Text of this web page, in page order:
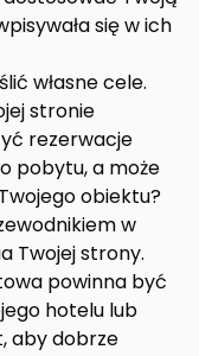
się w ich
własne cele.
stronie
rezerwacje
pobytu, a może
obiektu?
w
Twojej strony.
powinna być
hotelu lub
aby dobrze